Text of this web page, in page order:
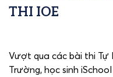
THI IOE
Vượt qua các bài thi Tự
Trường, học sinh